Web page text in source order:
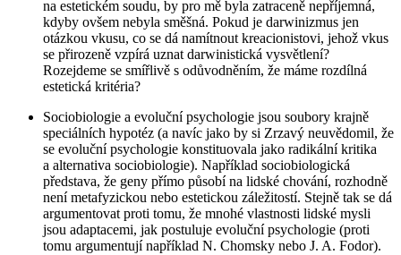
na estetickém soudu, by pro mě byla zatraceně nepříjemná,
kdyby ovšem nebyla směšná. Pokud je darwinizmus jen
otázkou vkusu, co se dá namítnout kreacionistovi, jehož vkus
se přirozeně vzpírá uznat darwinistická vysvětlení?
Rozejdeme se smířlivě s odůvodněním, že máme rozdílná
estetická kritéria?
Sociobiologie a evoluční psychologie jsou soubory krajně
speciálních hypotéz (a navíc jako by si Zrzavý neuvědomil, že
se evoluční psychologie konstituovala jako radikální kritika
a alternativa sociobiologie). Například sociobiologická
představa, že geny přímo působí na lidské chování, rozhodně
není metafyzickou nebo estetickou záležitostí. Stejně tak se dá
argumentovatproti tomu, že mnohé vlastnosti lidské mysli
jsou adaptacemi, jak postuluje evoluční psychologie (proti
tomu argumentují například N. Chomsky nebo J. A. Fodor).